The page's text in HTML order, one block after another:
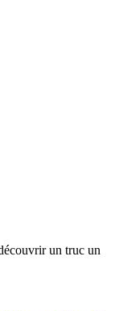
un truc un